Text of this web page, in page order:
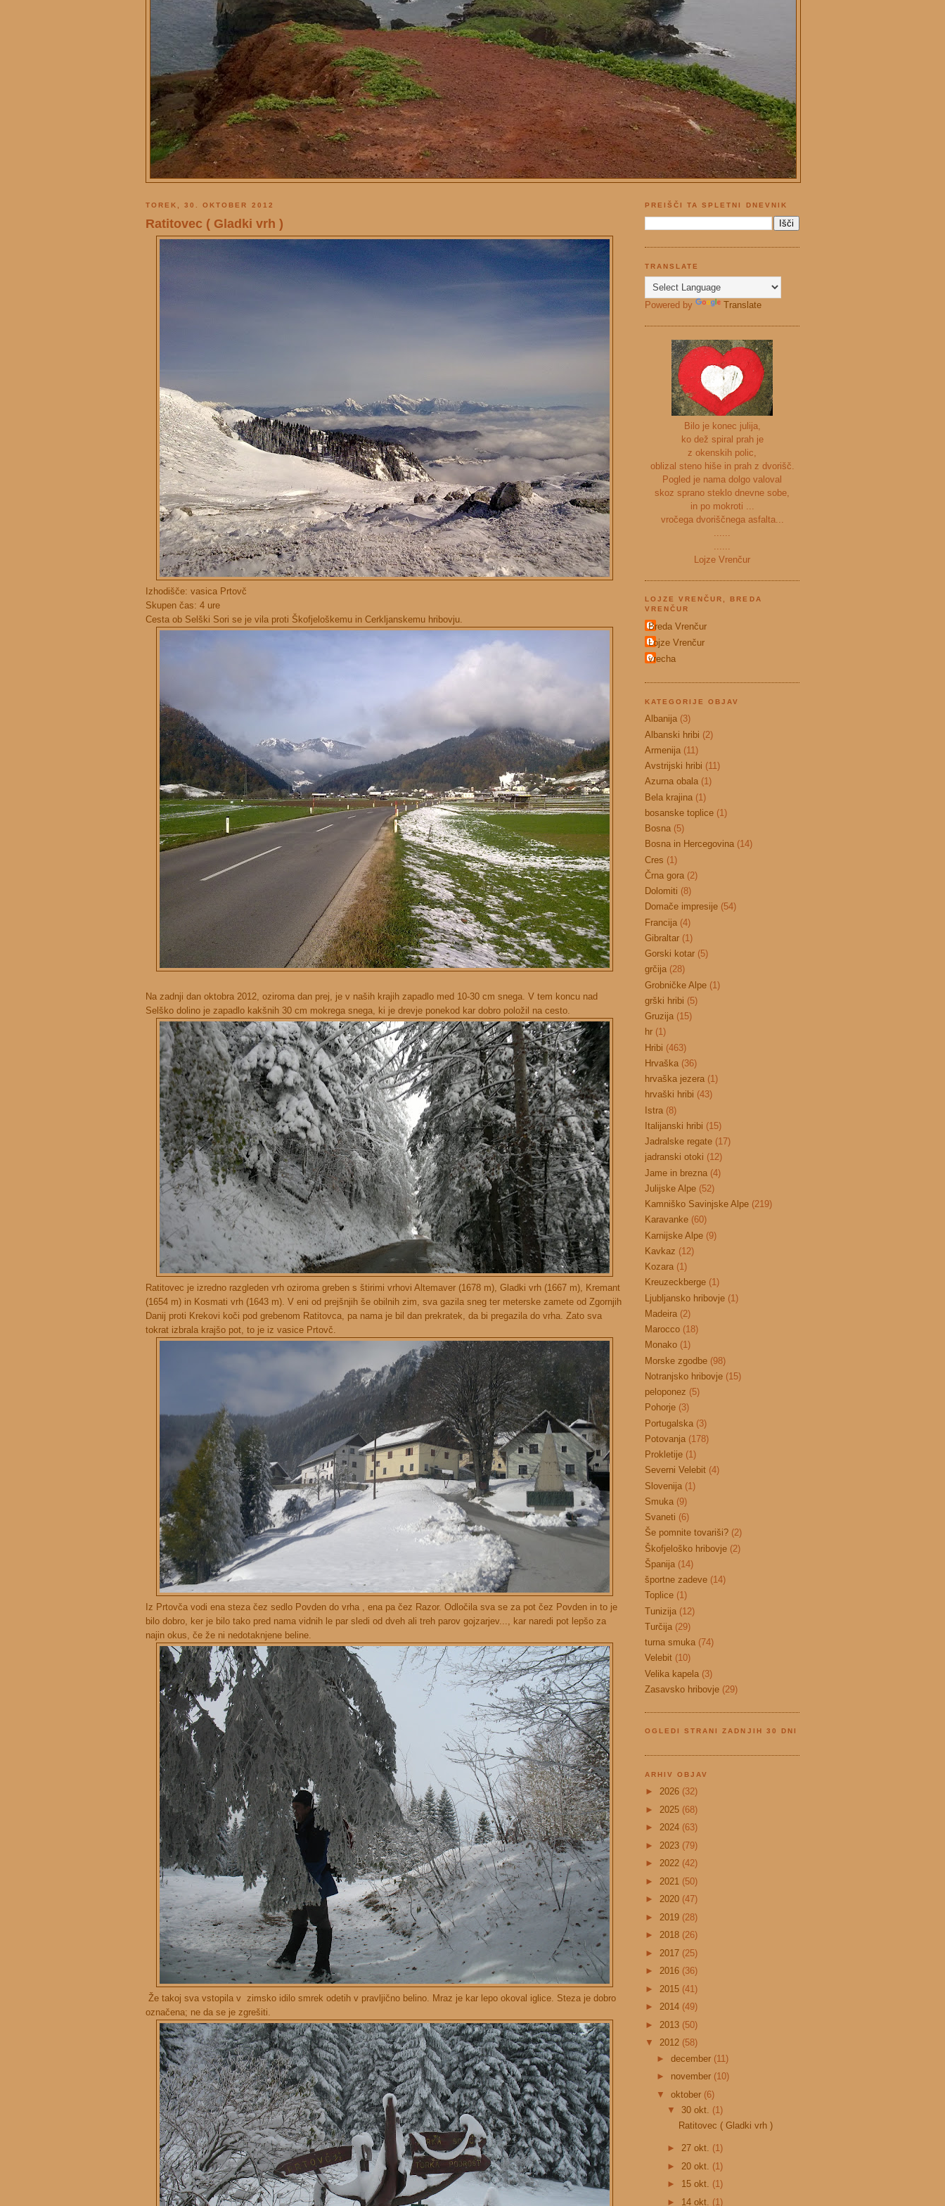
TOREK, 30. OKTOBER 2012
Ratitovec ( Gladki vrh )
Izhodišče: vasica Prtovč
Skupen čas: 4 ure
Cesta ob Selški Sori se je vila proti Škofjeloškemu in Cerkljanskemu hribovju.
Na zadnji dan oktobra 2012, oziroma dan prej, je v naših krajih zapadlo med 10-30 cm snega. V tem koncu nad
Selško dolino je zapadlo kakšnih 30 cm mokrega snega, ki je drevje ponekod kar dobro položil na cesto.
Ratitovec je izredno razgleden vrh oziroma greben s štirimi vrhovi Altemaver (1678 m), Gladki vrh (1667 m), Kremant
(1654 m) in Kosmati vrh (1643 m). V eni od prejšnjih še obilnih zim, sva gazila sneg ter meterske zamete od Zgornjih
Danij proti Krekovi koči pod grebenom Ratitovca, pa nama je bil dan prekratek, da bi pregazila do vrha. Zato sva
tokrat izbrala krajšo pot, to je iz vasice Prtovč.
Iz Prtovča vodi ena steza čez sedlo Povden do vrha , ena pa čez Razor. Odločila sva se za pot čez Povden in to je
bilo dobro, ker je bilo tako pred nama vidnih le par sledi od dveh ali treh parov gojzarjev..., kar naredi pot lepšo za
najin okus, če že ni nedotaknjene beline.
Že takoj sva vstopila v zimsko idilo smrek odetih v pravljično belino. Mraz je kar lepo okoval iglice. Steza je dobro
označena; ne da se je zgrešiti.
PREIŠČI TA SPLETNI DNEVNIK
TRANSLATE
Powered by Translate
Bilo je konec julija,
ko dež spiral prah je
z okenskih polic,
oblizal steno hiše in prah z dvorišč.
Pogled je nama dolgo valoval
skoz sprano steklo dnevne sobe,
in po mokroti ...
vročega dvoriščnega asfalta...
......
......
Lojze Vrenčur
LOJZE VRENČUR, BREDA
VRENČUR
Breda Vrenčur
Lojze Vrenčur
vrecha
KATEGORIJE OBJAV
Albanija (3)
Albanski hribi (2)
Armenija (11)
Avstrijski hribi (11)
Azurna obala (1)
Bela krajina (1)
bosanske toplice (1)
Bosna (5)
Bosna in Hercegovina (14)
Cres (1)
Črna gora (2)
Dolomiti (8)
Domače impresije (54)
Francija (4)
Gibraltar (1)
Gorski kotar (5)
grčija (28)
Grobničke Alpe (1)
grški hribi (5)
Gruzija (15)
hr (1)
Hribi (463)
Hrvaška (36)
hrvaška jezera (1)
hrvaški hribi (43)
Istra (8)
Italijanski hribi (15)
Jadralske regate (17)
jadranski otoki (12)
Jame in brezna (4)
Julijske Alpe (52)
Kamniško Savinjske Alpe (219)
Karavanke (60)
Karnijske Alpe (9)
Kavkaz (12)
Kozara (1)
Kreuzeckberge (1)
Ljubljansko hribovje (1)
Madeira (2)
Marocco (18)
Monako (1)
Morske zgodbe (98)
Notranjsko hribovje (15)
peloponez (5)
Pohorje (3)
Portugalska (3)
Potovanja (178)
Prokletije (1)
Severni Velebit (4)
Slovenija (1)
Smuka (9)
Svaneti (6)
Še pomnite tovariši? (2)
Škofjeloško hribovje (2)
Španija (14)
športne zadeve (14)
Toplice (1)
Tunizija (12)
Turčija (29)
turna smuka (74)
Velebit (10)
Velika kapela (3)
Zasavsko hribovje (29)
OGLEDI STRANI ZADNJIH 30 DNI
ARHIV OBJAV
► 2026 (32)
► 2025 (68)
► 2024 (63)
► 2023 (79)
► 2022 (42)
► 2021 (50)
► 2020 (47)
► 2019 (28)
► 2018 (26)
► 2017 (25)
► 2016 (36)
► 2015 (41)
► 2014 (49)
► 2013 (50)
▼ 2012 (58)
► december (11)
► november (10)
▼ oktober (6)
▼ 30 okt. (1)
Ratitovec ( Gladki vrh )
►27 okt. (1)
► 20 okt. (1)
► 15 okt. (1)
► 14 okt. (1)